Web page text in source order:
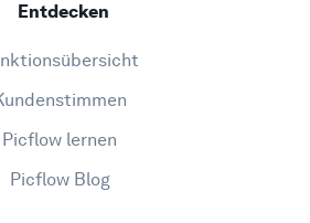
Entdecken
Picflow lernen
Picflow Blog